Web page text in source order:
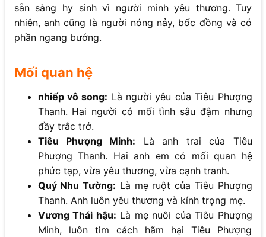
sẵn sàng hy sinh vì người mình yêu thương. Tuy
nhiên, anh cũng là người nóng nảy, bốc đồng và có
phần ngang bướng.
Mối quan hệ
nhiếp vô song: Là người yêu của Tiêu Phượng
Thanh. Hai người có mối tình sâu đậm nhưng
đầy trắc trở.
Tiêu Phượng Minh: Là anh trai của Tiêu
Phượng Thanh. Hai anh em có mối quan hệ
phức tạp, vừa yêu thương, vừa cạnh tranh.
Quý Nhu Tường: Là mẹ ruột của Tiêu Phượng
Thanh. Anh luôn yêu thương và kính trọng mẹ.
Vương Thái hậu: Là mẹ nuôi của Tiêu Phượng
Minh, luôn tìm cách hãm hại Tiêu Phượng